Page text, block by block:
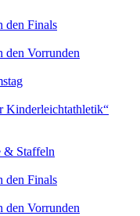
den Finals
den Vorrunden
Kinderleichtathletik“
& Staffeln
den Finals
den Vorrunden